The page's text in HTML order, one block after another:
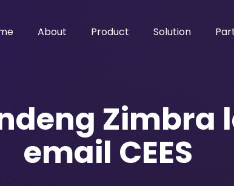
About Product Solution
Zimbra
email CEES